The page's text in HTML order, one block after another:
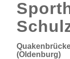
(Oldenburg)